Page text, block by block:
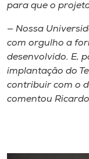
para que o
— Nossa
com orgulho a
desenvolvido. E,
implantação do
contribuir com o
comentou